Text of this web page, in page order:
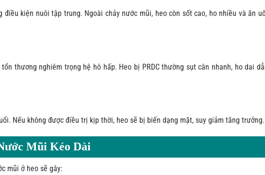
điều kiện nuôi tập trung. Ngoài chảy nước mũi, heo còn sốt cao, ho nhiều và ăn
thương nghiêm trọng hệ hô hấp. Heo bị PRDC thường sụt cân nhanh, ho dai
Nếu không được điều trị kịp thời, heo sẽ bị biến dạng mặt, suy giảm tăng trưởng.
Mũi Kéo Dài
mũi ở heo sẽ gây: